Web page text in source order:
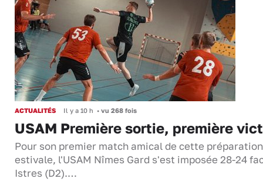
ACTUALITÉS Il y a 10 h • vu 268 fois
USAM Première sortie, première
Pour son premier match amical de cette préparation
estivale, l'USAM Nîmes Gard s'est imposée 28-24
Istres (D2).…